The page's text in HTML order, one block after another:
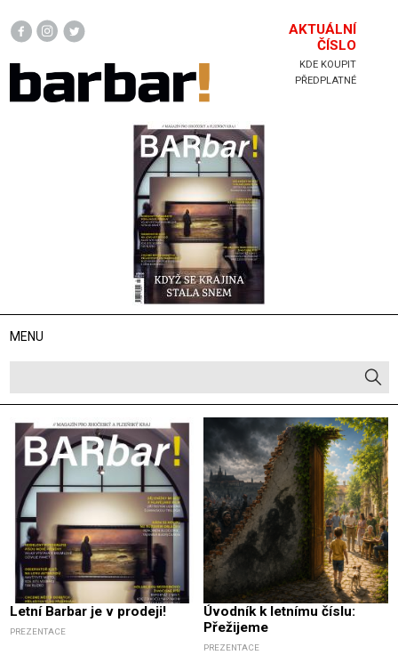
Hlavička
AKTUÁLNÍ
ČÍSLO
KDE KOUPIT
PŘEDPLATNÉ
MENU
Letní Barbar je v prodeji!
PREZENTACE
Úvodník k letnímu číslu:
Přežijeme
PREZENTACE